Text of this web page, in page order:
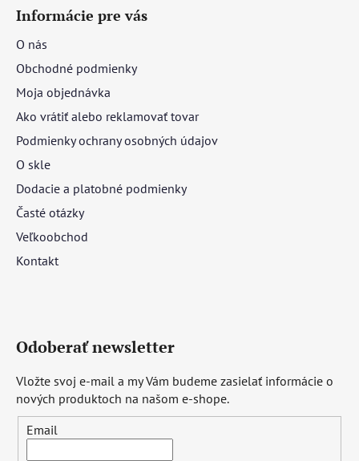
Informácie pre vás
O nás
Obchodné podmienky
Moja objednávka
Ako vrátiť alebo reklamovať tovar
Podmienky ochrany osobných údajov
O skle
Dodacie a platobné podmienky
Časté otázky
Veľkoobchod
Kontakt
Odoberať newsletter
Vložte svoj e-mail a my Vám budeme zasielať informácie o
nových produktoch na našom e-shope.
Email